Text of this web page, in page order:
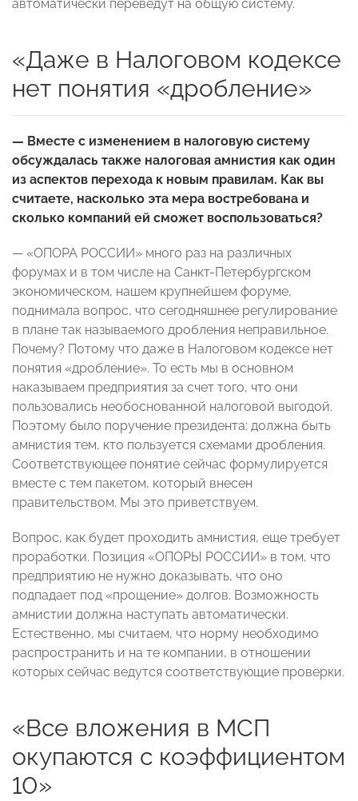
автоматически переведут на общую систему.
«Даже в Налоговом кодексе
нет понятия «дробление»
— Вместе с изменением в налоговую систему
обсуждалась также налоговая амнистия как один
из аспектов перехода к новым правилам. Как вы
считаете, насколько эта мера востребована и
сколько компаний ей сможет воспользоваться?
— «ОПОРА РОССИИ» много раз на различных
форумах и в том числе на Санкт-Петербургском
экономическом, нашем крупнейшем форуме,
поднимала вопрос, что сегодняшнее регулирование
в плане так называемого дробления неправильное.
Почему? Потому что даже в Налоговом кодексе нет
понятия «дробление». То есть мы в основном
наказываем предприятия за счет того, что они
пользовались необоснованной налоговой выгодой.
Поэтому было поручение президента: должна быть
амнистия тем, кто пользуется схемами дробления.
Соответствующее понятие сейчас формулируется
вместе с тем пакетом, который внесен
правительством. Мы это приветствуем.
Вопрос, как будет проходить амнистия, еще требует
проработки. Позиция «ОПОРЫ РОССИИ» в том, что
предприятию не нужно доказывать, что оно
подпадает под «прощение» долгов. Возможность
амнистии должна наступать автоматически.
Естественно, мы считаем, что норму необходимо
распространить и на те компании, в отношении
которых сейчас ведутся соответствующие проверки.
«Все вложения в МСП
окупаются с коэффициентом
10»